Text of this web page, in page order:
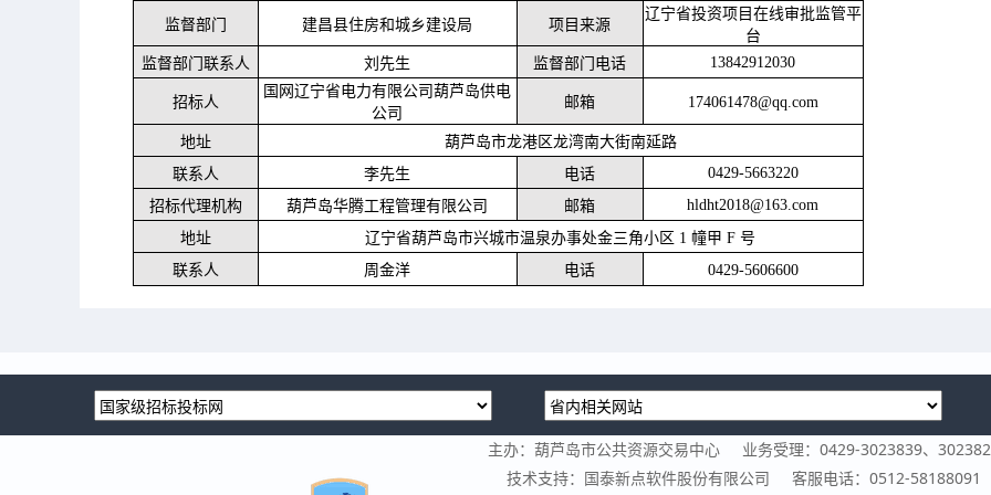
监督部门 建昌县住房和城乡建设局 项目来源
辽宁省投资项目在线审批监管平
台
监督部门联系人
刘先生 监督部门电话 13842912030
招标人
国网辽宁省电力有限公司葫芦岛供电
公司
邮箱 174061478@qq.com
地址
葫芦岛市龙港区龙湾南大街南延路
联系人
李先生 电话
0429-5663220
招标代理机构
葫芦岛华腾工程管理有限公司 邮箱
hldht2018@163.com
地址
辽宁省葫芦岛市兴城市温泉办事处金三角小区 1 幢甲 F 号
联系人
周金洋 电话 0429-5606600
主办：葫芦岛市公共资源交易中心
业务受理：0429-3023839、
技术支持：国泰新点软件股份有限公司
客服电话：0512-58188091